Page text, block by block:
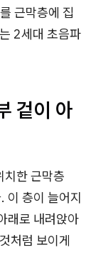
근막층에 집
2세대 초음파
겉이 아
치한 근막층
이 층이 늘어지
래로 내려앉아
처럼 보이게